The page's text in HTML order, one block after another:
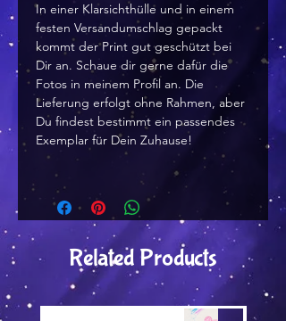
In einer Klarsichthülle und in einem
festen Versandumschlag gepackt
kommt der Print gut geschützt bei
Dir an. Schaue dir gerne dafür die
Fotos in meinem Profil an. Die
Lieferung erfolgt ohne Rahmen, aber
Du findest bestimmt ein passendes
Exemplar für Dein Zuhause!
Related Products